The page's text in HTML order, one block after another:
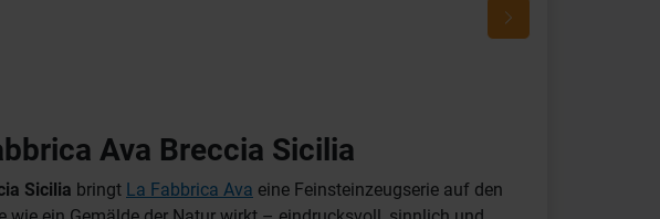
Ava Breccia Sicilia
Sicilia bringt La Fabbrica Ava eine Feinsteinzeugserie auf den